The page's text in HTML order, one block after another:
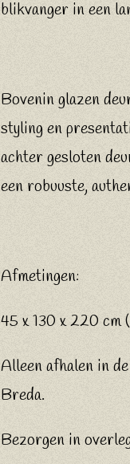
blikvanger in een
Bovenin glazen
styling en
achter gesloten
een robuuste,
Afmetingen:
45 x 130 x 220 cm
Alleen afhalen in
Breda.
Bezorgen in